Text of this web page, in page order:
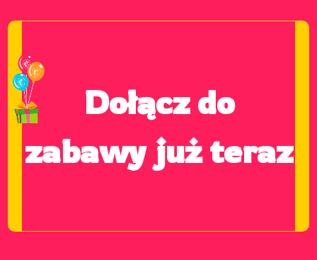
Dołącz do
zabawy już teraz